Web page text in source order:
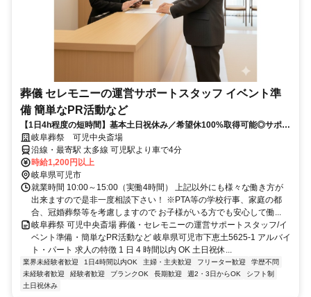
葬儀 セレモニーの運営サポートスタッフ イベント準
備 簡単なPR活動など
【1日4h程度の短時間】基本土日祝休み／希望休100%取得可能◎サポー
トメインの簡単業務で小さいお子さんがいる方、年齢を気にされている
方、定年したけどまだまだ働きたい方などどんな方も応募OK☆
岐阜葬祭 可児中央斎場
沿線・最寄駅 太多線 可児駅より車で4分
時給1,200円以上
岐阜県可児市
就業時間 10:00～15:00（実働4時間） 上記以外にも様々な働き方が
出来ますので是非一度相談下さい！ ※PTA等の学校行事、家庭の都
合、冠婚葬祭等を考慮しますので お子様がいる方でも安心して働...
岐阜葬祭 可児中央斎場 葬儀・セレモニーの運営サポートスタッフ/イ
ベント準備・簡単なPR活動など 岐阜県可児市下恵土5625-1 アルバイ
ト・パート 求人の特徴 1 日 4 時間以内 OK 土日祝休...
業界未経験者歓迎 1日4時間以内OK 主婦・主夫歓迎 フリーター歓迎
学歴不問
未経験者歓迎
経験者歓迎 ブランクOK 長期歓迎 週2・3日からOK
シフト制
土日祝休み